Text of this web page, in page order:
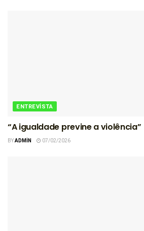
ENTREVISTA
“A igualdade previne a violência”
BYADMIN 07/02/2026